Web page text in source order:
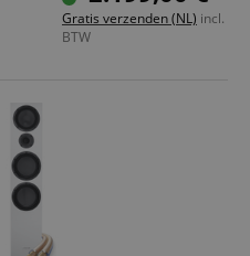
22 tot 40.000 Hz
mm² doorsnede inbegrepen
Gratis verzenden (NL) incl.
BTW